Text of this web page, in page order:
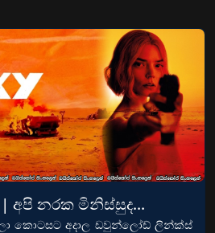
| අපි නරක මිනිස්සුද…
කොටසට අදාල ඩවුන්ලෝඩ් ලින්ක්ස්